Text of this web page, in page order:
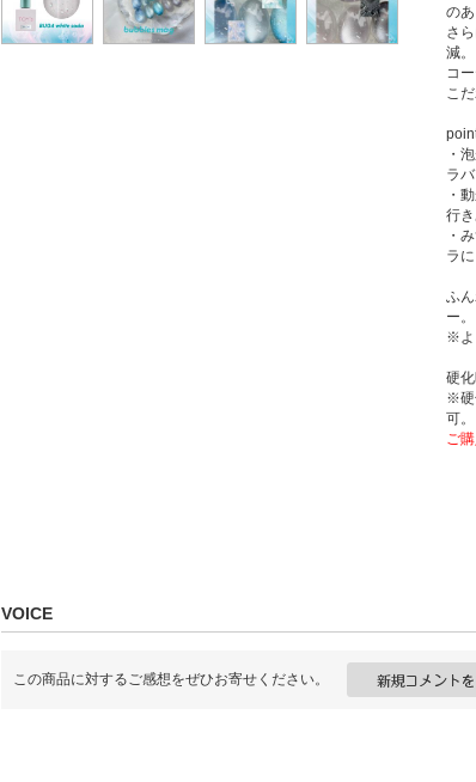
のあ
さ
減。
コ
こ
・
ラ
・
行
・
ラに
ふ
ー。
※よ
硬
※硬
可。
ご
VOICE
この商品に対するご感想をぜひお寄せください。